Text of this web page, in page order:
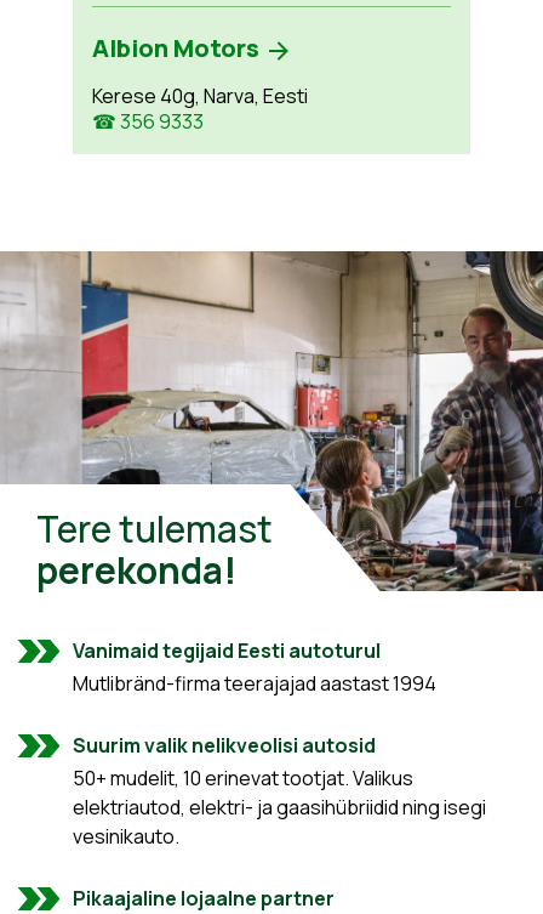
Albion Motors
Kerese 40g, Narva, Eesti
☎ 356 9333
Tere tulemast
perekonda!
Vanimaid tegijaid Eesti autoturul
Mutlibränd-firma teerajajad aastast 1994
Suurim valik nelikveolisi autosid
50+ mudelit, 10 erinevat tootjat. Valikus
elektriautod, elektri- ja gaasihübriidid ning isegi
vesinikauto.
Pikaajaline lojaalne partner